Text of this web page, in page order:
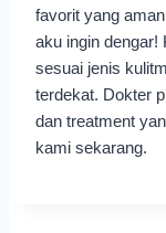
favorit yang
aku ingin dengar!
sesuai jenis
terdekat. Dokter
dan treatment
kami sekarang.